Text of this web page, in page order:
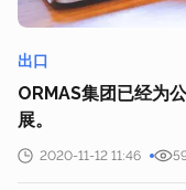
出口
ORMAS集团已经为
展。
2020-11-12 11:46